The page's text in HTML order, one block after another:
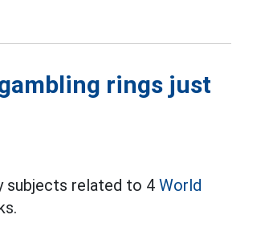
rings just
subjects related to 4World